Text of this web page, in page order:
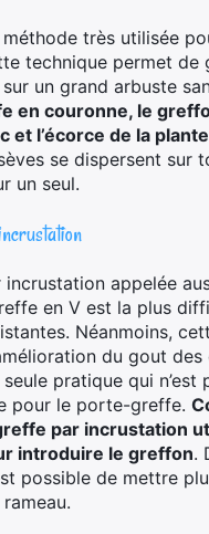
méthode très utilisée
technique permet de
un grand arbuste
en couronne, le
et l’écorce de la
se dispersent sur
un seul.
appelée
en V est la plus
Néanmoins,
du gout des
pratique qui n’est
pour le porte-greffe.
par incrustation
introduire le greffon.
possible de mettre